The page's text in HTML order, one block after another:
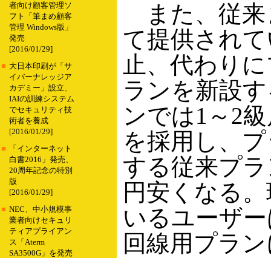
者向け顧客管理ソ
フト「筆まめ顧客
管理 Windows版」
発売
[2016/01/29]
■ 大日本印刷が「サ
イバーナレッジア
カデミー」設立、
IAIの訓練システム
でセキュリティ技
術者を養成
[2016/01/29]
■
「インターネット
白書2016」発売、
20周年記念の特別
版
[2016/01/29]
■ NEC、中小規模事
業者向けセキュリ
ティアプライアン
ス「Aterm
SA3500G」を発売
また、従来
て提供され
止、代わり
ランを新設
ンでは1～2
を採用し、
する従来プ
円安くなる
いるユーザ
回線用プラ